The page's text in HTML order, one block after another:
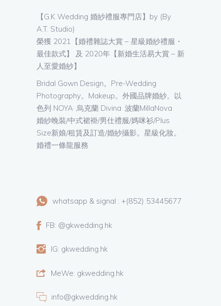
【G.K Wedding 婚紗禮服專門店】by (By
A.T. Studio)
榮獲 2021【婚禮雜誌大賞 – 星級婚紗禮服・
最佳款式】 及 2020年【新婚生活易大賞 – 新
人至愛婚紗】
Bridal Gown Design。Pre-Wedding
Photography。Makeup。外國品牌婚紗。以
色列 NOYA· 烏克蘭 Divina .波蘭MillaNova
婚紗晚裝/中式裙褂/男仕禮服/媽咪衫/Plus
Size新娘/租賃及訂造/婚紗攝影。星級化妝。
婚禮一條龍服務
whatsapp & signal : +(852) 53445677
FB: @gkwedding.hk
IG: gkwedding.hk
MeWe: gkwedding.hk
info@gkwedding.hk